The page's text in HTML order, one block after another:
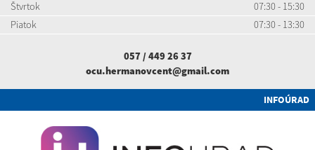
Štvrtok
07:30 - 15:30
Piatok
07:30 - 13:30
057 / 449 26 37
ocu.hermanovcent@gmail.com
INFOÚRAD